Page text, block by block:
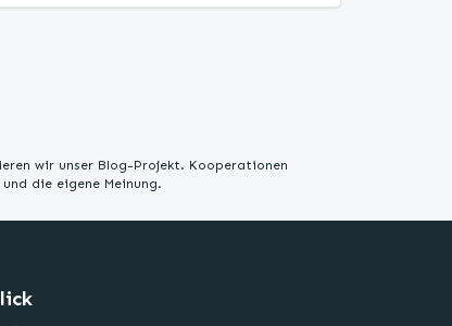
wir unser Blog-Projekt. Kooperationen
die eigene Meinung.